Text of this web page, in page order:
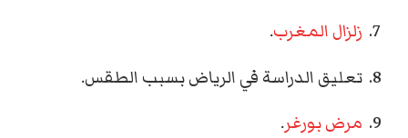
زلزال المغرب.
تعليق الدراسة في الرياض بسبب الطقس.
مرض بورغر.